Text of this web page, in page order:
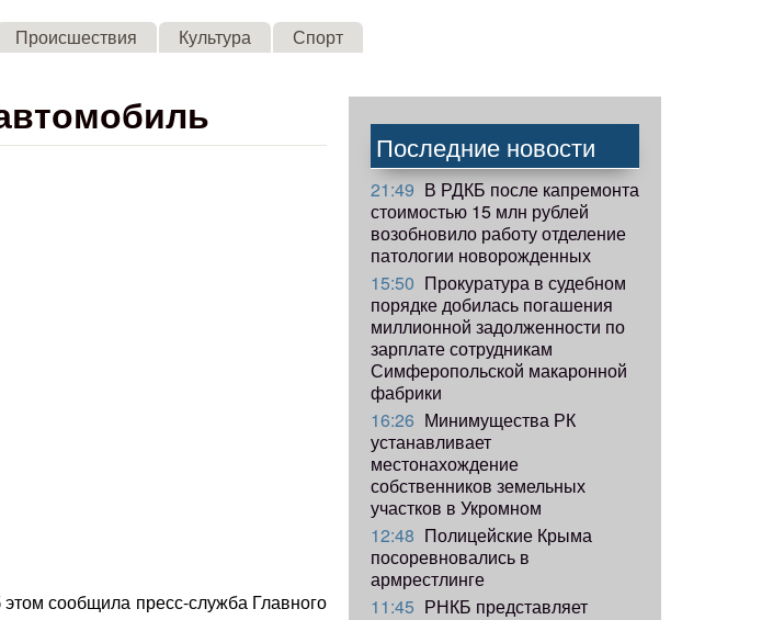
content
Происшествия Культура Спорт
сообщила пресс-служба Главного
Последние новости
21:49 В РДКБ после капремонта
стоимостью 15 млн рублей
возобновило работу отделение
патологии новорожденных
15:50 Прокуратура в судебном
порядке добилась погашения
миллионной задолженности по
зарплате сотрудникам
Симферопольской макаронной
фабрики
16:26 Минимущества РК
устанавливает
местонахождение
собственников земельных
участков в Укромном
12:48 Полицейские Крыма
посоревновались в
армрестлинге
11:45 РНКБ представляет